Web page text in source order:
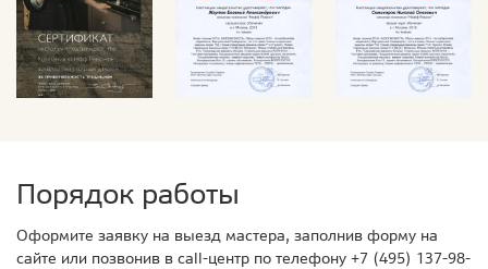
Порядок работы
Оформите заявку на выезд мастера, заполнив форму на
сайте или позвонив в call-центр по телефону +7 (495) 137-98-